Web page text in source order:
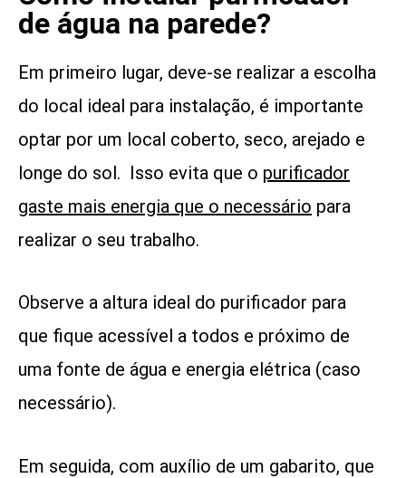
de água na parede?
Em primeiro lugar, deve-se realizar a escolha
do local ideal para instalação, é importante
optar por um local coberto, seco, arejado e
longe do sol. Isso evita que o purificador
gaste mais energia que o necessário para
realizar o seu trabalho.
Observe a altura ideal do purificador para
que fique acessível a todos e próximo de
uma fonte de água e energia elétrica (caso
necessário).
Em seguida, com auxílio de um gabarito, que